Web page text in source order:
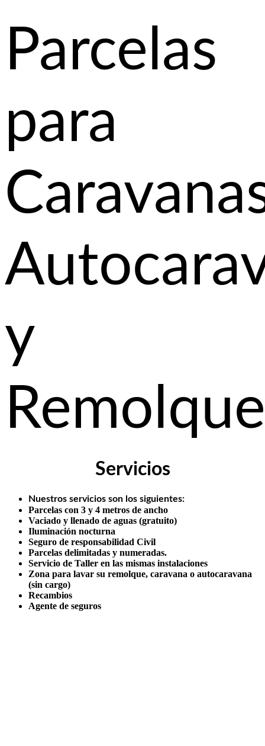
Parcelas
para
y
Servicios
Nuestros servicios son los siguientes:
Parcelas con 3 y 4 metros de ancho
Vaciado y llenado de aguas (gratuito)
Iluminación nocturna
Seguro de responsabilidad Civil
Parcelas delimitadas y numeradas.
Servicio de Taller en las mismas instalaciones
Zona para lavar su remolque, caravana o autocaravana
(sin cargo)
Recambios
Agente de seguros